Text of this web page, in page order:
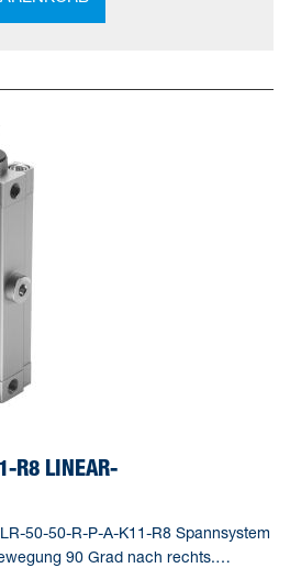
R8 LINEAR-
50-50-R-P-A-K11-R8 Spannsystem
90 Grad nach rechts.